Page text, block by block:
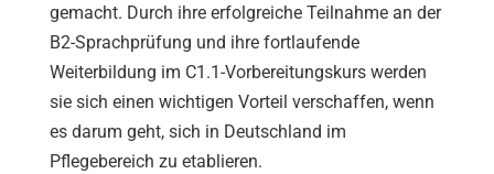
gemacht. Durch ihre erfolgreiche Teilnahme an der
B2-Sprachprüfung und ihre fortlaufende
Weiterbildung im C1.1-Vorbereitungskurs werden
sie sich einen wichtigen Vorteil verschaffen, wenn
es darum geht, sich in Deutschland im
Pflegebereich zu etablieren.